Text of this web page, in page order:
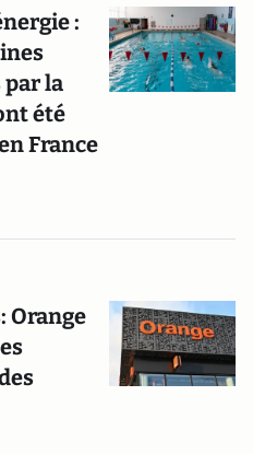
:
la
été
France
Orange